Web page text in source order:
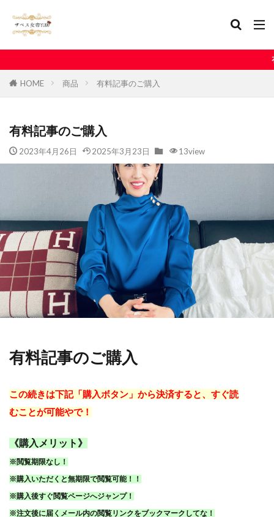
有料記事はサロン
HOME 商品 有料記事のご購入
有料記事のご購入
2023年4月26日 2025年3月23日 13view
有料記事のご購入
この続きは下記「購入ボタン」から決済すると、すぐ読
むことが可能やで！
《購入メリット》
※閲覧期限なし！
※購入いただくと無期限で閲覧可能！！
※購入後すぐ閲覧ページへジャンプ！
※注文後に届くメール内の閲覧リンクをブックマークしてな！